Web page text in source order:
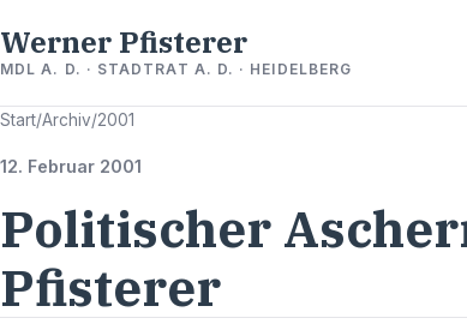
Werner Pfisterer
MDL A. D. · STADTRAT A. D. · HEIDELBERG
Start/Archiv/2001
12. Februar 2001
Politischer
Pfisterer